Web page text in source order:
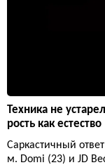
Техника не
рость как естество
Саркастичный
м. Domi (23) и JD